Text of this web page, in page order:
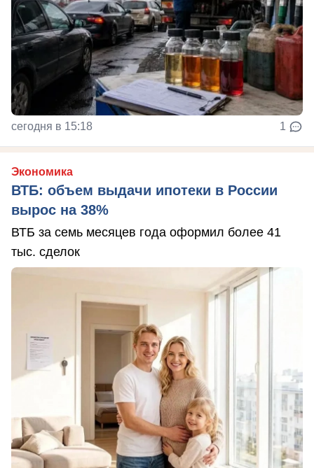
сегодня в 15:18 1
Экономика
ВТБ: объем выдачи ипотеки в России
вырос на 38%
ВТБ за семь месяцев года оформил более 41
тыс. сделок